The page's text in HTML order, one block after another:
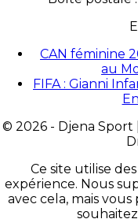
CAN féminine
au
FIFA : Gianni
© 2026 - Djena Sport
Ce site utilise
expérience. Nous
avec cela, mais